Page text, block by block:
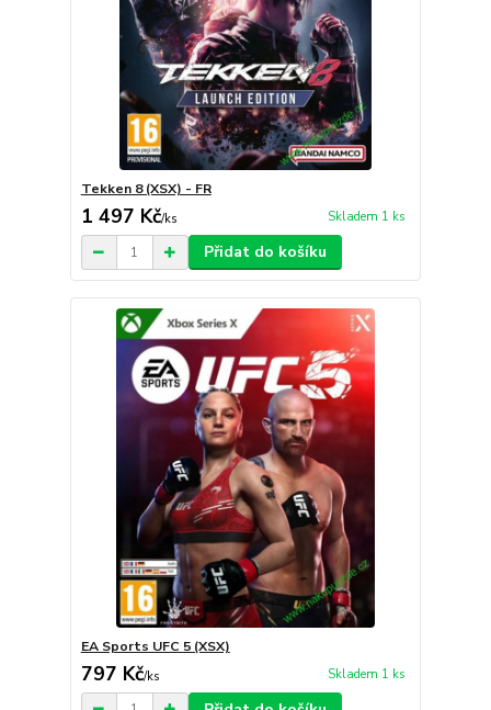
Tekken 8 (XSX) - FR
1 497 Kč/ks Skladem 1 ks
Přidat do košíku
EA Sports UFC 5 (XSX)
797 Kč/ks Skladem 1 ks